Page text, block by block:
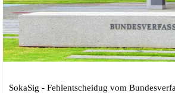
SokaSig - Fehlentscheidug vom